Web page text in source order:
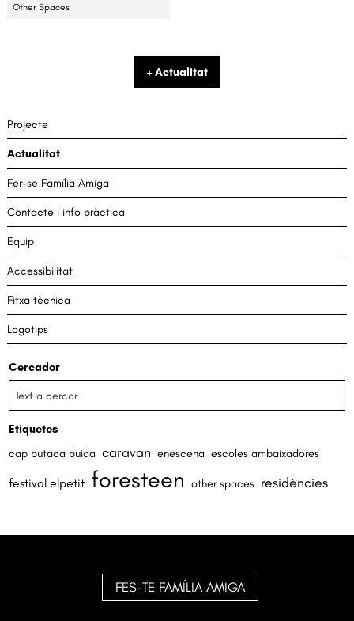
Other Spaces
+ Actualitat
Projecte
Actualitat
Fer-se Família Amiga
Contacte i info pràctica
Equip
Accessibilitat
Fitxa tècnica
Logotips
Cercador
Etiquetes
cap butaca buida caravan enescena escoles ambaixadores
festival elpetit foresteen other spaces residències
FES-TE FAMÍLIA AMIGA